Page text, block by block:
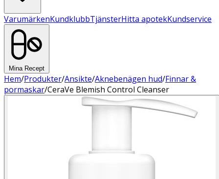
VarumärkenKundklubbTjänsterHitta apotekKundservice
Mina Recept
Hem/Produkter/Ansikte/Aknebenägen hud/Finnar &
pormaskar/CeraVe Blemish Control Cleanser